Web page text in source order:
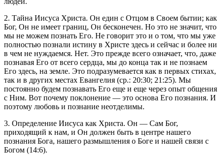
2. Тайна Иисуса Христа. Он един с Отцом в Своем бытии; как
Бог, Он не имеет границ, Он бесконечен. Но это не значит, что
мы не можем познать Его. Не говорит это и о том, что мы уже
полностью познали истину в Христе здесь и сейчас и более ни
в чем не нуждаемся. Нет. Это прежде всего означает, что, даже
познавая Его от всего сердца, мы до конца так и не познаем
Его здесь, на земле. Это подразумевается как в первых стихах,
так и в других местах Евангелия (ср.: 20:30; 21:25). Мы
постоянно будем познавать Его еще и еще через опыт общения
с Ним. Вот почему поклонение — это основа Его познания. И
поэтому любовь и познание неотделимы.
3. Определение Иисуса как Христа. Он — Сам Бог,
приходящий к нам, и Он должен быть в центре нашего
познания Бога, нашего размышления о Боге и нашей связи с
Богом (14:6).